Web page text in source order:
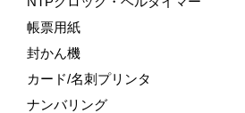
帳票用紙
封かん機
カード/名刺プリンタ
ナンバリング